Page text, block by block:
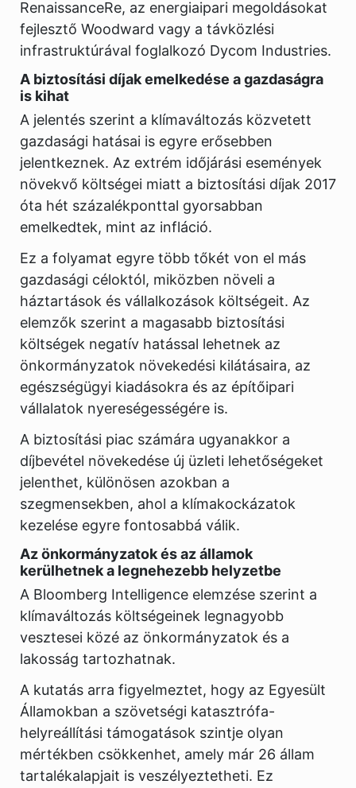
RenaissanceRe, az energiaipari megoldásokat
fejlesztő Woodward vagy a távközlési
infrastruktúrával foglalkozó Dycom Industries.
A biztosítási díjak emelkedése a gazdaságra
is kihat
A jelentés szerint a klímaváltozás közvetett
gazdasági hatásai is egyre erősebben
jelentkeznek. Az extrém időjárási események
növekvő költségei miatt a biztosítási díjak 2017
óta hét százalékponttal gyorsabban
emelkedtek, mint az infláció.
Ez a folyamat egyre több tőkét von el más
gazdasági céloktól, miközben növeli a
háztartások és vállalkozások költségeit. Az
elemzők szerint a magasabb biztosítási
költségek negatív hatással lehetnek az
önkormányzatok növekedési kilátásaira, az
egészségügyi kiadásokra és az építőipari
vállalatok nyereségességére is.
A biztosítási piac számára ugyanakkor a
díjbevétel növekedése új üzleti lehetőségeket
jelenthet, különösen azokban a
szegmensekben, ahol a klímakockázatok
kezelése egyre fontosabbá válik.
Az önkormányzatok és az államok
kerülhetnek a legnehezebb helyzetbe
A Bloomberg Intelligence elemzése szerint a
klímaváltozás költségeinek legnagyobb
vesztesei közé az önkormányzatok és a
lakosság tartozhatnak.
A kutatás arra figyelmeztet, hogy az Egyesült
Államokban a szövetségi katasztrófa-
helyreállítási támogatások szintje olyan
mértékben csökkenhet, amely már 26 állam
tartalékalapjait is veszélyeztetheti. Ez